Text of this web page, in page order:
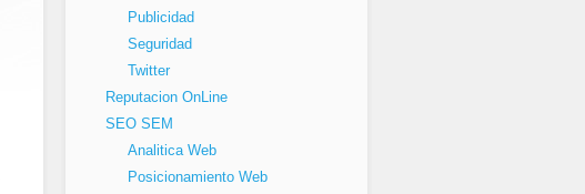
Publicidad
Seguridad
Twitter
Reputacion OnLine
SEO SEM
Analitica Web
Posicionamiento Web